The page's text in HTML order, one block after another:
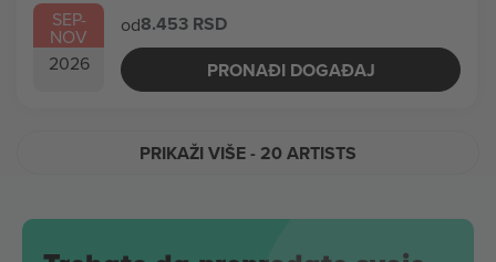
SEP-
NOV
2026
od8.453 RSD
PRONAĐI DOGAĐAJ
PRIKAŽI VIŠE- 20 ARTISTS